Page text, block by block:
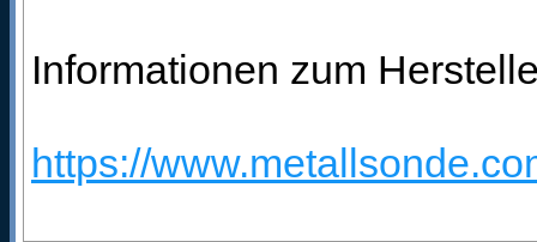
Informationen zum
https://